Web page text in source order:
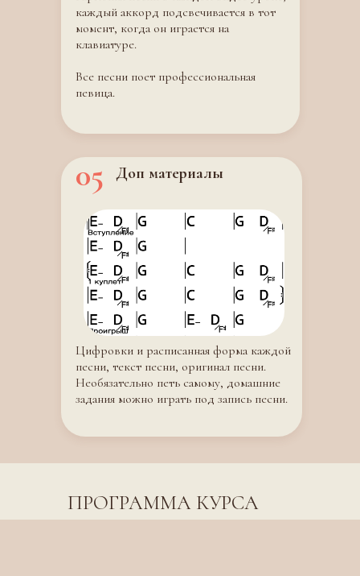
каждый аккорд подсвечивается в тот
момент, когда он играется на
клавиатуре.
Все песни поет профессиональная
певица.
Цифровки и расписанная форма каждой
песни, текст песни, оригинал песни.
Необязательно петь самому, домашние
задания можно играть под запись песни.
05 Доп материалы
ПРОГРАММА КУРСА